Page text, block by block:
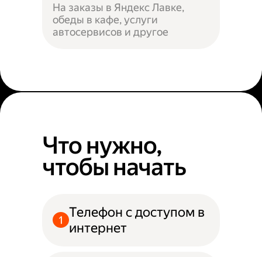
На заказы в Яндекс Лавке,
обеды в кафе, услуги
автосервисов и другое
Что нужно,
чтобы начать
Телефон с доступом в
интернет